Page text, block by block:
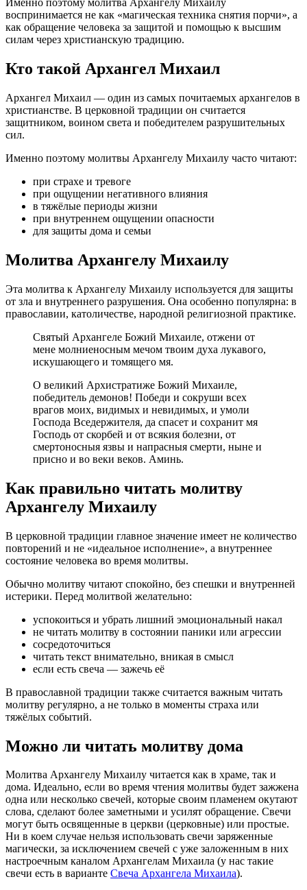
Именно поэтому молитва Архангелу Михаилу
воспринимается не как «магическая техника снятия порчи», а
как обращение человека за защитой и помощью к высшим
силам через христианскую традицию.
Кто такой Архангел Михаил
Архангел Михаил — один из самых почитаемых архангелов в
христианстве. В церковной традиции он считается
защитником, воином света и победителем разрушительных
сил.
Именно поэтому молитвы Архангелу Михаилу часто читают:
при страхе и тревоге
при ощущении негативного влияния
в тяжёлые периоды жизни
при внутреннем ощущении опасности
для защиты дома и семьи
Молитва Архангелу Михаилу
Эта молитва к Архангелу Михаилу используется для защиты
от зла и внутреннего разрушения. Она особенно популярна: в
православии, католичестве, народной религиозной практике.
Святый Архангеле Божий Михаиле, отжени от
мене молниеносным мечом твоим духа лукавого,
искушающего и томящего мя.
О великий Архистратиже Божий Михаиле,
победитель демонов! Победи и сокруши всех
врагов моих, видимых и невидимых, и умоли
Господа Вседержителя, да спасет и сохранит мя
Господь от скорбей и от всякия болезни, от
смертоносныя язвы и напрасныя смерти, ныне и
присно и во веки веков. Аминь.
Как правильно читать молитву
Архангелу Михаилу
В церковной традиции главное значение имеет не количество
повторений и не «идеальное исполнение», а внутреннее
состояние человека во время молитвы.
Обычно молитву читают спокойно, без спешки и внутренней
истерики. Перед молитвой желательно:
успокоиться и убрать лишний эмоциональный накал
не читать молитву в состоянии паники или агрессии
сосредоточиться
читать текст внимательно, вникая в смысл
если есть свеча — зажечь её
В православной традиции также считается важным читать
молитву регулярно, а не только в моменты страха или
тяжёлых событий.
Можно ли читать молитву дома
Молитва Архангелу Михаилу читается как в храме, так и
дома. Идеально, если во время чтения молитвы будет зажжена
одна или несколько свечей, которые своим пламенем окутают
слова, сделают более заметными и усилят обращение. Свечи
могут быть освященные в церкви (церковные) или простые.
Ни в коем случае нельзя использовать свечи заряженные
магически, за исключением свечей с уже заложенным в них
настроечным каналом Архангелам Михаила (у нас такие
свечи есть в варианте Свеча Архангела Михаила).